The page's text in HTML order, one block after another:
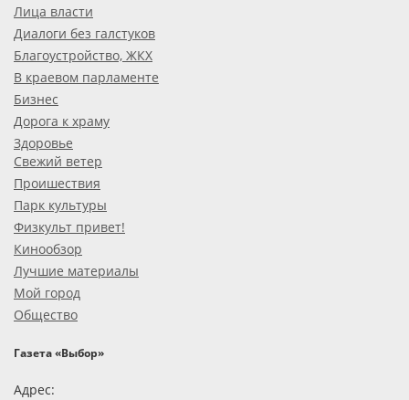
Лица власти
Диалоги без галстуков
Благоустройство, ЖКХ
В краевом парламенте
Бизнес
Дорога к храму
Здоровье
Свежий ветер
Проишествия
Парк культуры
Физкульт привет!
Кинообзор
Лучшие материалы
Мой город
Общество
Газета «Выбор»
Адрес: